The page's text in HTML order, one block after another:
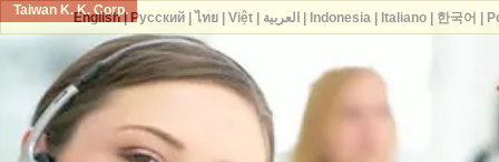
Taiwan K. K. Corp.
English| Русский| ไทย| Việt| العربية Indonesia| Italiano| 한국어